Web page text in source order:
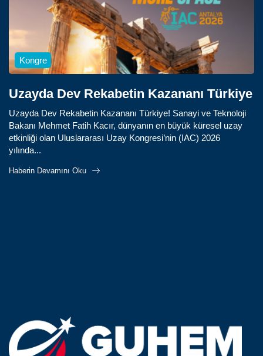
Kongre
Uzayda Dev Rekabetin Kazananı Türkiye
Uzayda Dev Rekabetin Kazananı Türkiye! Sanayi ve Teknoloji
Bakanı Mehmet Fatih Kacır, dünyanın en büyük küresel uzay
etkinliği olan Uluslararası Uzay Kongresi’nin (IAC) 2026
yılında...
Haberin Devamını Oku